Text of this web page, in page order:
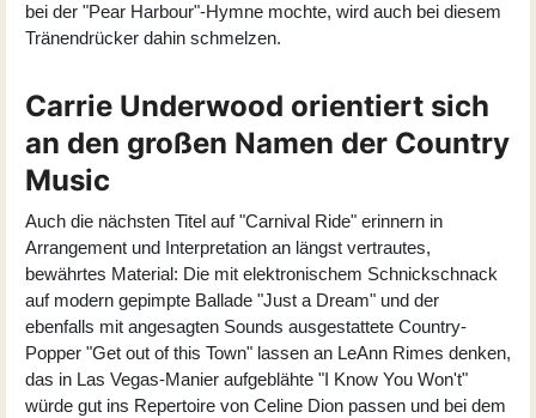
bei der "Pear Harbour"-Hymne mochte, wird auch bei diesem
Tränendrücker dahin schmelzen.
Carrie Underwood orientiert sich
an den großen Namen der Country
Music
Auch die nächsten Titel auf "Carnival Ride" erinnern in
Arrangement und Interpretation an längst vertrautes,
bewährtes Material: Die mit elektronischem Schnickschnack
auf modern gepimpte Ballade "Just a Dream" und der
ebenfalls mit angesagten Sounds ausgestattete Country-
Popper "Get out of this Town" lassen an LeAnn Rimes denken,
das in Las Vegas-Manier aufgeblähte "I Know You Won't"
würde gut ins Repertoire von Celine Dion passen und bei dem